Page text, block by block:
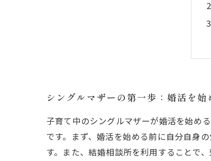
シングルマザーの第一歩：婚活を始
子育て中のシングルマザーが婚活を始め
です。まず、婚活を始める前に自分自身
す。また、結婚相談所を利用することで